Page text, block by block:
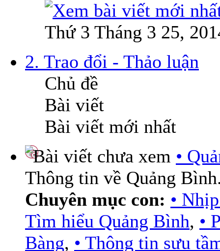
Thứ 3 Tháng 3 25,
2. Trao đổi - Thảo luận
Chủ đề
Bài viết
Bài viết mới nhất
•
Thông tin về Quảng
Chuyên mục con: •
Tìm hiểu Quảng Bình, •
Bàng, • Thông tin sưu